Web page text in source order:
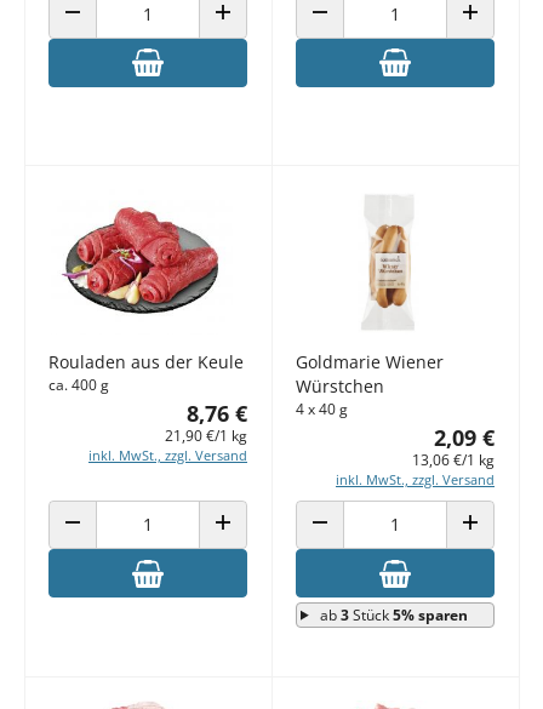
ANZAHL VERRINGERN ANZAHL ERHÖHENANZAHL VERRINGERN ANZAHL
Rouladen aus der Keule
ca. 400 g
8,76 €
21,90 €/1 kg
inkl. MwSt., zzgl. Versand
ANZAHL VERRINGERN ANZAHL ERHÖHEN
Goldmarie Wiener
Würstchen
4 x 40 g
2,09 €
13,06 €/1 kg
inkl. MwSt., zzgl. Versand
ANZAHL VERRINGERN ANZAHL
ab3Stück5% sparen